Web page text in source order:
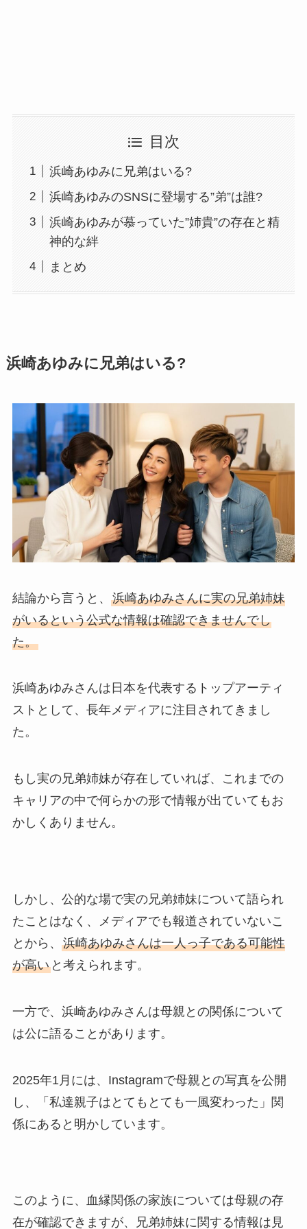
目次
浜崎あゆみに兄弟はいる?
浜崎あゆみのSNSに登場する”弟”は誰?
浜崎あゆみが慕っていた”姉貴”の存在と精
神的な絆
まとめ
浜崎あゆみに兄弟はいる?
結論から言うと、 浜崎あゆみさんに実の兄弟姉妹
がいるという公式な情報は確認できませんでし
た。
浜崎あゆみさんは日本を代表するトップアーティ
ストとして、長年メディアに注目されてきまし
た。
もし実の兄弟姉妹が存在していれば、これまでの
キャリアの中で何らかの形で情報が出ていてもお
かしくありません。
しかし、公的な場で実の兄弟姉妹について語られ
たことはなく、メディアでも報道されていないこ
とから、 浜崎あゆみさんは一人っ子である可能性
が高いと考えられます。
一方で、浜崎あゆみさんは母親との関係について
は公に語ることがあります。
2025年1月には、Instagramで母親との写真を公開
し、「私達親子はとてもとても一風変わった」関
係にあると明かしています。
このように、血縁関係の家族については母親の存
在が確認できますが、兄弟姉妹に関する情報は見